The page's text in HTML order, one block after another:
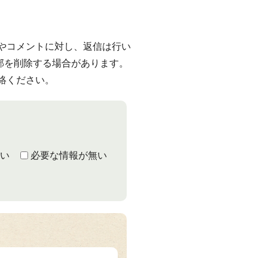
コメントに対し、返信は行い
削除する場合があります。
ださい。
必要な情報が無い